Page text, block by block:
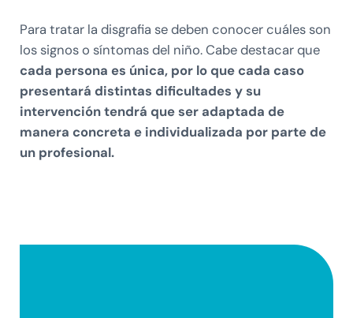
Para tratar la disgrafia se deben conocer cuáles son
los signos o síntomas del niño. Cabe destacar que
cada persona es única, por lo que cada caso
presentará distintas dificultades y su
intervención tendrá que ser adaptada de
manera concreta e individualizada por parte de
un profesional.